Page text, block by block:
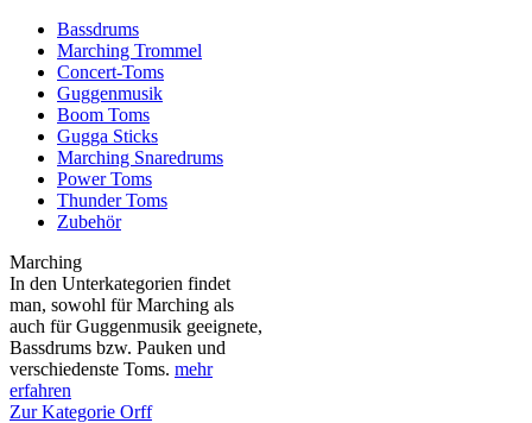
Bassdrums
Marching Trommel
Concert-Toms
Guggenmusik
Boom Toms
Gugga Sticks
Marching Snaredrums
Power Toms
Thunder Toms
Zubehör
Marching
In den Unterkategorien findet
man, sowohl für Marching als
auch für Guggenmusik geeignete,
Bassdrums bzw. Pauken und
verschiedenste Toms. mehr
erfahren
Zur Kategorie Orff